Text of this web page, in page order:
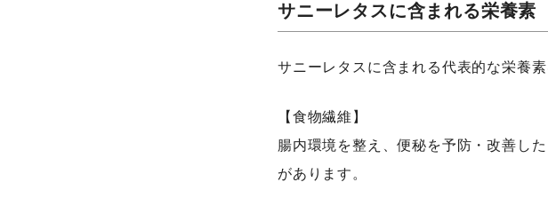
サニーレタスに含まれる栄養素
サニーレタスに含まれる代表的な栄養素
【食物繊維】
腸内環境を整え、便秘を予防・改善し
があります。